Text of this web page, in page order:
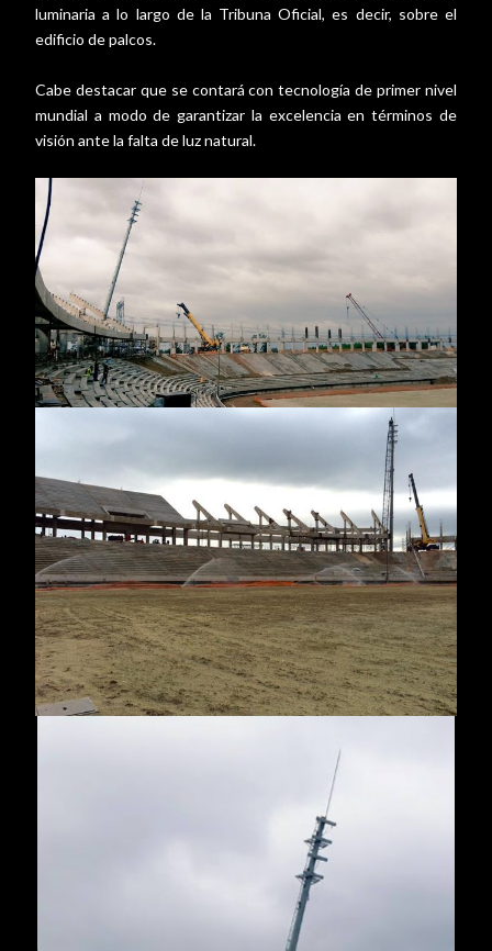
luminaria a lo largo de la Tribuna Oficial, es decir, sobre el
edificio de palcos.
Cabe destacar que se contará con tecnología de primer nivel
mundial a modo de garantizar la excelencia en términos de
visión ante la falta de luz natural.